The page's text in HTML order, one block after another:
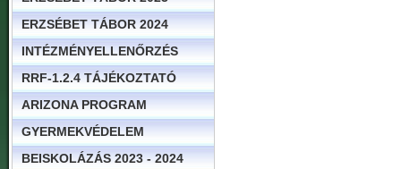
ERZSÉBET TÁBOR 2024
INTÉZMÉNYELLENŐRZÉS
RRF-1.2.4 TÁJÉKOZTATÓ
ARIZONA PROGRAM
GYERMEKVÉDELEM
BEISKOLÁZÁS 2023 - 2024